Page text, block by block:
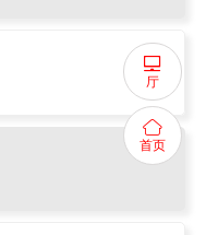
厅
首页